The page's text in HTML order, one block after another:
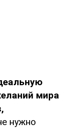
мира
нужно